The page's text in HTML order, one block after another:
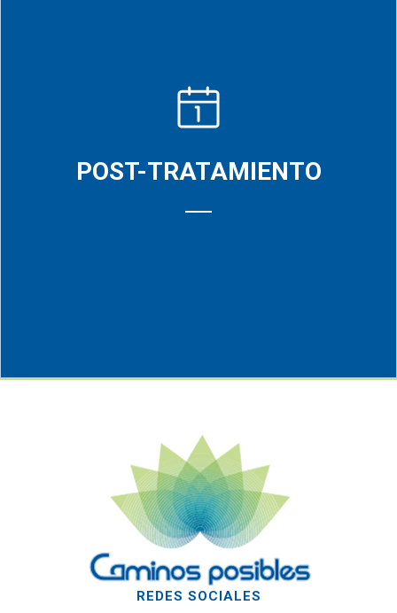
POST-TRATAMIENTO
recuperación.
REDES SOCIALES